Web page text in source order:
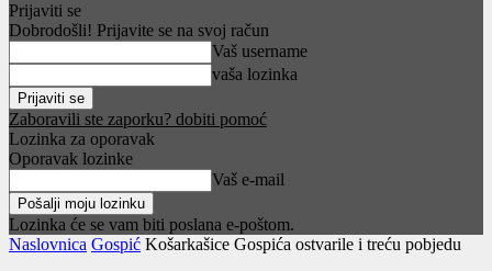
Prijaviti se
Dobrodošli! Prijavite se na svoj račun
Vaš username
vaša lozinka
Zaboravili ste zaporku? dobiti pomoć
Lozinka za oporavak
Oporavak lozinke
Vaš e-mail
Lozinka će se vam biti poslana e-poštom.
Naslovnica Gospić Košarkašice Gospića ostvarile i treću pobjedu